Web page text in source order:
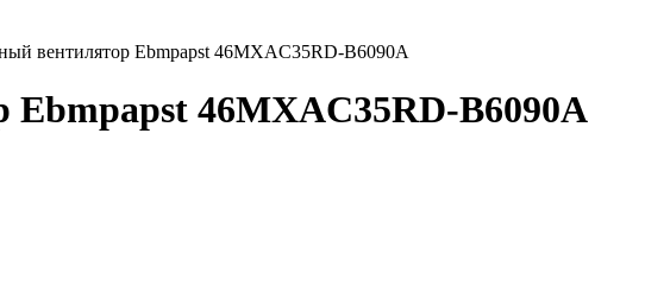
вентилятор Ebmpapst 46MXAC35RD-B6090A
46MXAC35RD-B6090A